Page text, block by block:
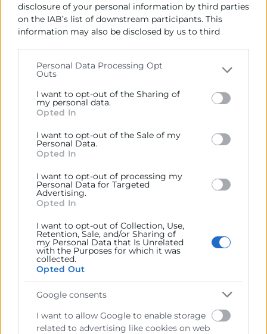
disclosure of your personal information by third parties
on the IAB’s list of downstream participants. This
information may also be disclosed by us to third
Please note that this website/app uses one or more
Google services and may gather and store information
including but not limited to your visit or usage
behaviour. You may click to grant or deny consent to
below specified purposes in below Google consent
section.
Personal Data Processing Opt
Outs
I want to opt-out of the Sharing of
my personal data.
Opted In
I want to opt-out of the Sale of my
Personal Data.
Opted In
I want to opt-out of processing my
Personal Data for Targeted
Advertising.
Opted In
I want to opt-out of Collection, Use,
Retention, Sale, and/or Sharing of
my Personal Data that Is Unrelated
with the Purposes for which it was
collected.
Opted Out
Google consents
I want to allow Google to enable storage
related to advertising like cookies on web
Akkodis, empresa global de
Valencia con el apoyo de Invest in
València
Akkodis, parte del Grupo Adecco, es una empresa
global de innovación, tecnología e ingeniería líder
en Smart Industry. Con más de 50.000 empleados
LEER MÁS »
24 de mayo de 2023